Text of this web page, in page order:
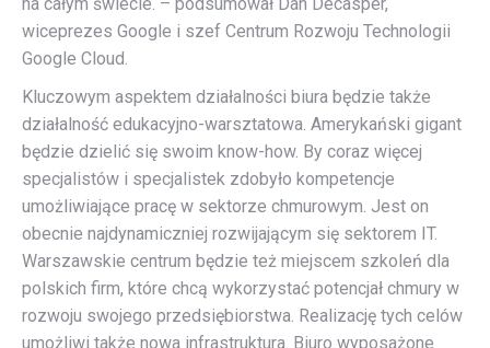
wiceprezes Google i szef Centrum Rozwoju Technologii
Google Cloud.
Kluczowym aspektem działalności biura będzie także
działalność edukacyjno-warsztatowa. Amerykański gigant
będzie dzielić się swoim know-how. By coraz więcej
specjalistów i specjalistek zdobyło kompetencje
umożliwiające pracę w sektorze chmurowym. Jest on
obecnie najdynamiczniej rozwijającym się sektorem IT.
Warszawskie centrum będzie też miejscem szkoleń dla
polskich firm, które chcą wykorzystać potencjał chmury w
rozwoju swojego przedsiębiorstwa. Realizację tych celów
umożliwi także nowa infrastruktura. Biuro wyposażone